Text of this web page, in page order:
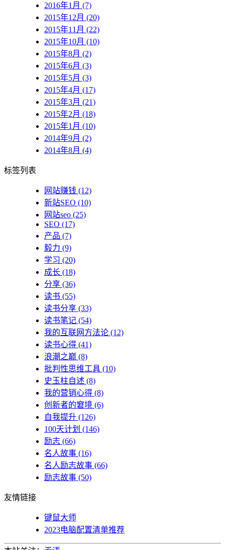
2016年1月 (7)
2015年12月 (20)
2015年11月 (22)
2015年10月 (10)
2015年8月 (2)
2015年6月 (3)
2015年5月 (3)
2015年4月 (17)
2015年3月 (21)
2015年2月 (18)
2015年1月 (10)
2014年9月 (2)
2014年8月 (4)
标签列表
网站赚钱 (12)
新站SEO (10)
网站seo (25)
SEO (17)
产品 (7)
毅力 (9)
学习 (20)
成长 (18)
分享 (36)
读书 (55)
读书分享 (33)
读书笔记 (54)
我的互联网方法论 (12)
读书心得 (41)
浪潮之巅 (8)
批判性思维工具 (10)
史玉柱自述 (8)
我的营销心得 (8)
创新者的窘境 (6)
自我提升 (126)
100天计划 (146)
励志 (66)
名人故事 (16)
名人励志故事 (66)
励志故事 (50)
友情链接
键鼠大师
2023电脑配置清单推荐